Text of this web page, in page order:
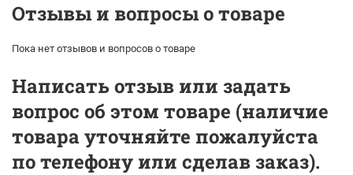
Отзывы и вопросы о товаре
Пока нет отзывов и вопросов о товаре
Написать отзыв или задать
вопрос об этом товаре (наличие
товара уточняйте пожалуйста
по телефону или сделав заказ).